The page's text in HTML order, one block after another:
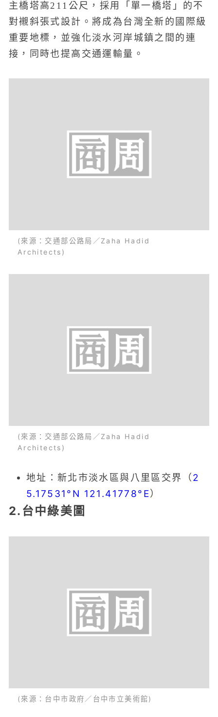
主橋塔高211公尺，採用「單一橋塔」的不
對襯斜張式設計。將成為台灣全新的國際級
重要地標，並強化淡水河岸城鎮之間的連
接，同時也提高交通運輸量。
(來源：交通部公路局／Zaha Hadid
Architects)
(來源：交通部公路局／Zaha Hadid
Architects)
地址：新北市淡水區與八里區交界（2
5.17531°N 121.41778°E）
2.台中綠美圖
(來源：台中市政府／台中市立美術館)